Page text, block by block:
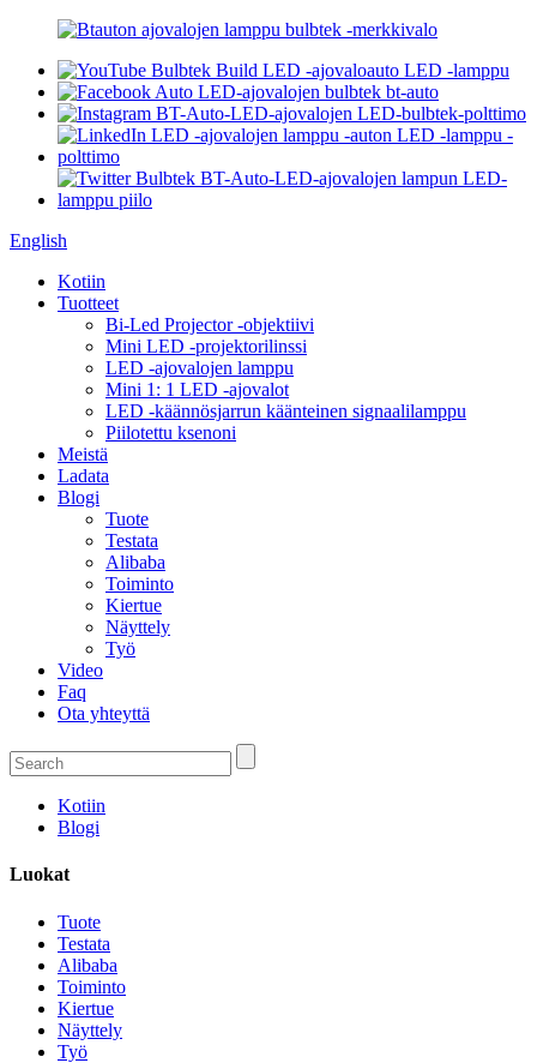
English
Kotiin
Tuotteet
Bi-Led Projector -objektiivi
Mini LED -projektorilinssi
LED -ajovalojen lamppu
Mini 1: 1 LED -ajovalot
LED -käännösjarrun käänteinen signaalilamppu
Piilotettu ksenoni
Meistä
Ladata
Blogi
Tuote
Testata
Alibaba
Toiminto
Kiertue
Näyttely
Työ
Video
Faq
Ota yhteyttä
Kotiin
Blogi
Luokat
Tuote
Testata
Alibaba
Toiminto
Kiertue
Näyttely
Työ